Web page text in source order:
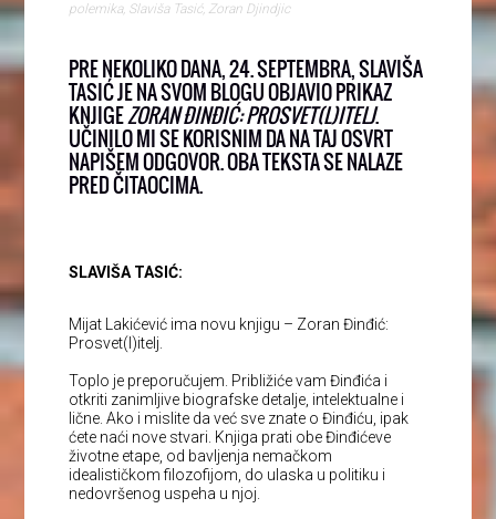
polemika, Slaviša Tasić, Zoran Djindjic
PRE NEKOLIKO DANA, 24. SEPTEMBRA, SLAVIŠA
TASIĆ JE NA SVOM BLOGU OBJAVIO PRIKAZ
KNJIGEZORAN ĐINĐIĆ: PROSVET(L)ITELJ.
UČINILO MI SE KORISNIM DA NA TAJ OSVRT
NAPIŠEM ODGOVOR. OBA TEKSTA SE NALAZE
PRED ČITAOCIMA.
SLAVIŠA TASIĆ:
Mijat Lakićević ima novu knjigu – Zoran Đinđić:
Prosvet(l)itelj.
Toplo je preporučujem. Približiće vam Đinđića i
otkriti zanimljive biografske detalje, intelektualne i
lične. Ako i mislite da već sve znate o Đinđiću, ipak
ćete naći nove stvari. Knjiga prati obe Đinđićeve
životne etape, od bavljenja nemačkom
idealističkom filozofijom, do ulaska u politiku i
nedovršenog uspeha u njoj.